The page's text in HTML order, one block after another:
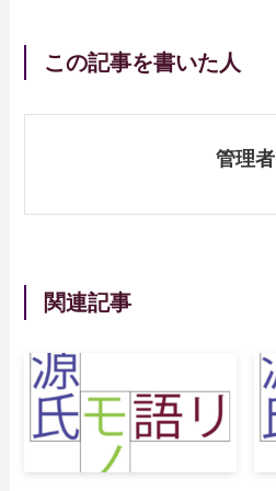
この記事を書いた人
管理者
関連記事